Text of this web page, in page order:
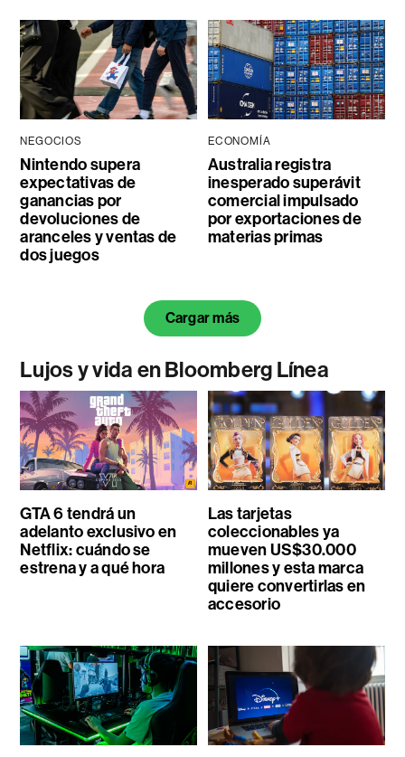
NEGOCIOS
Nintendo supera
expectativas de
ganancias por
devoluciones de
aranceles y ventas de
dos juegos
ECONOMÍA
Australia registra
inesperado superávit
comercial impulsado
por exportaciones de
materias primas
Cargar más
Lujos y vida en Bloomberg Línea
GTA 6 tendrá un
adelanto exclusivo en
Netflix: cuándo se
estrena y a qué hora
Las tarjetas
coleccionables ya
mueven US$30.000
millones y esta marca
quiere convertirlas en
accesorio